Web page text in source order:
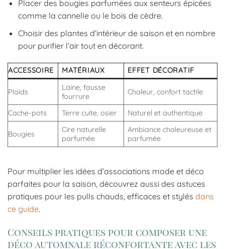
Placer des bougies parfumées aux senteurs épicées
comme la cannelle ou le bois de cèdre.
Choisir des plantes d’intérieur de saison et en nombre
pour purifier l’air tout en décorant.
ACCESSOIRE MATÉRIAUX EFFET DÉCORATIF
Plaids
Laine, fausse
fourrure
Chaleur, confort tactile
Cache-pots Terre cuite, osier Naturel et authentique
Bougies
Cire naturelle
parfumée
Ambiance chaleureuse et
parfumée
Pour multiplier les idées d’associations mode et déco
parfaites pour la saison, découvrez aussi des astuces
pratiques pour les pulls chauds, efficaces et stylés dans
ce guide.
Conseils pratiques pour composer une
déco automnale réconfortante avec les